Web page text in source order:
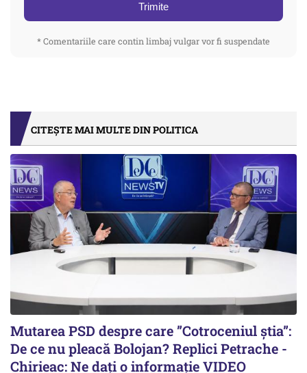
Trimite
* Comentariile care contin limbaj vulgar vor fi suspendate
CITEȘTE MAI MULTE DIN POLITICA
Mutarea PSD despre care ”Cotroceniul știa”:
De ce nu pleacă Bolojan? Replici Petrache -
Chirieac: Ne dați o informație VIDEO